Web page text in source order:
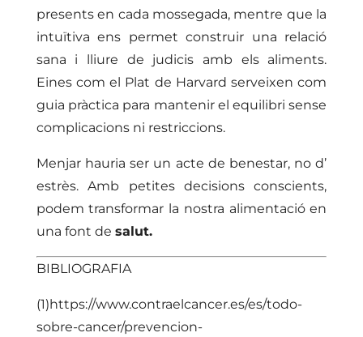
presents en cada mossegada, mentre que la
intuïtiva ens permet construir una relació
sana i lliure de judicis amb els aliments.
Eines com el Plat de Harvard serveixen com
guia pràctica para mantenir el equilibri sense
complicacions ni restriccions.
Menjar hauria ser un acte de benestar, no d’
estrès. Amb petites decisions conscients,
podem transformar la nostra alimentació en
una font de salut.
BIBLIOGRAFIA
(1)https://www.contraelcancer.es/es/todo-
sobre-cancer/prevencion-